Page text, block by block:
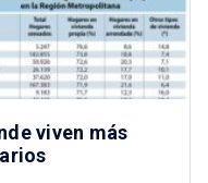
viven más